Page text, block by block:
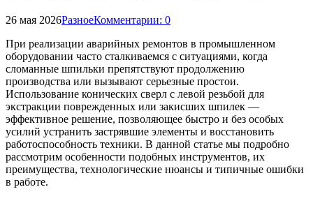
26 мая 2026РазноеКомментарии: 0
При реализации аварийных ремонтов в промышленном
оборудовании часто сталкиваемся с ситуациями, когда
сломанные шпильки препятствуют продолжению
производства или вызывают серьезные простои.
Использование конических сверл с левой резьбой для
экстракции поврежденных или закисших шпилек —
эффективное решение, позволяющее быстро и без особых
усилий устранить застрявшие элементы и восстановить
работоспособность техники. В данной статье мы подробно
рассмотрим особенности подобных инструментов, их
преимущества, технологические нюансы и типичные ошибки
в работе.